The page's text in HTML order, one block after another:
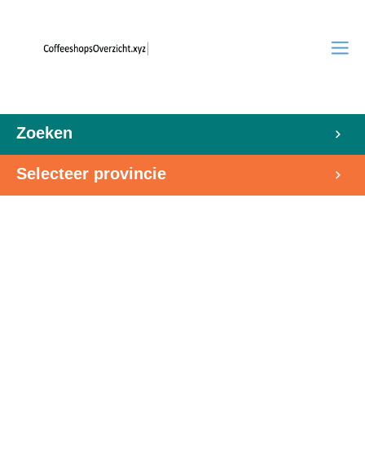
Zoeken
Selecteer provincie